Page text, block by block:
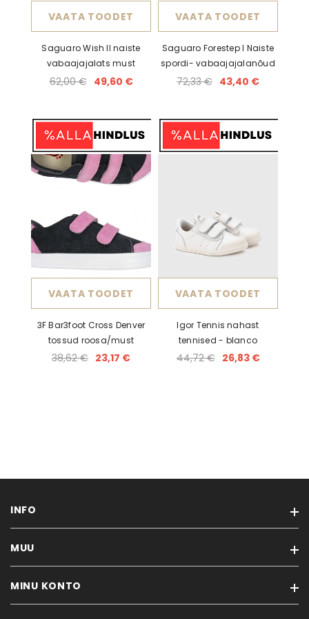
Mõõdud CM-des.
VAATA TOODET
Saguaro Wish II naiste
vabaajajalats must
62,00 € 49,60 €
VAATA TOODET
Saguaro Forestep I Naiste
spordi- vabaajajalanõud
72,33 € 43,40 €
VAATA TOODET
3F Bar3foot Cross Denver
tossud roosa/must
38,62 € 23,17 €
VAATA TOODET
Igor Tennis nahast
tennised - blanco
44,72 € 26,83 €
INFO
Ostutingimused
Ostujuhend
MUU
Kaubamärgid
MINU KONTO